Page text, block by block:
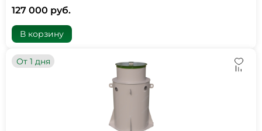
127 000 руб.
В корзину
От 1 дня